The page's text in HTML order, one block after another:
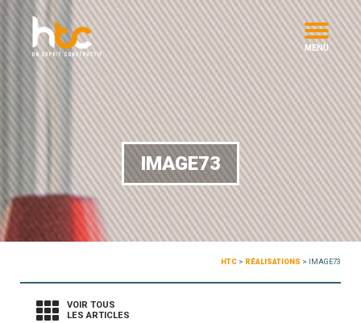
MENU
IMAGE73
HTC > RÉALISATIONS > IMAGE73
VOIR TOUS
LES ARTICLES